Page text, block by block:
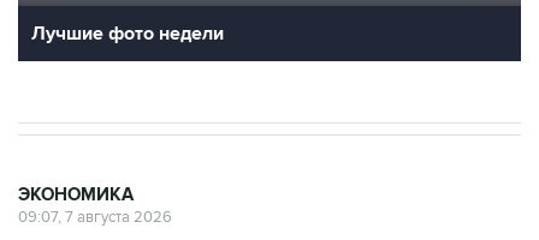
Лучшие фото недели
ЭКОНОМИКА
09:07, 7 августа 2026